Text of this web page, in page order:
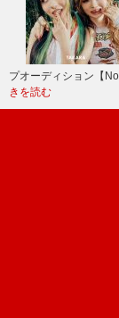
プオーディション【
きを読む